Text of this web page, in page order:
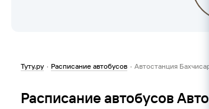
Туту.ру · Расписание автобусов · Автостанция
Расписание автобусов